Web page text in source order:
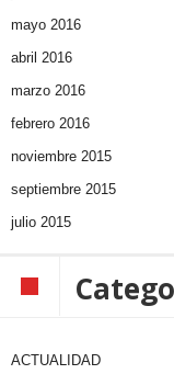
mayo 2016
abril 2016
marzo 2016
febrero 2016
noviembre 2015
septiembre 2015
julio 2015
ACTUALIDAD